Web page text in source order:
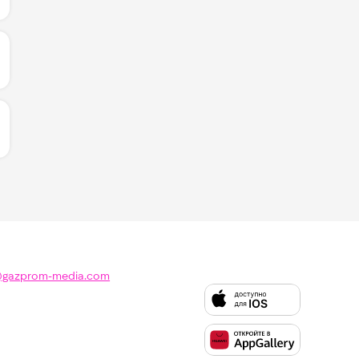
ЛАЙКОВ ЗА "НЕВЕРОЯТНО - ZVONKIY":
ЛАЙКОВ ЗА "ESPRESSO - SABRINA
media.com